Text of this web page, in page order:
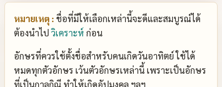
หมายเหตุ : ชื่อที่มีให้เลือกเหล่านี้จะดีและสมบูรณ์ได้
ต้องนำไป วิเคราะห์ ก่อน
อักษรที่ควรใช้ตั้งชื่อสำหรับคนเกิดวันอาทิตย์ ใช้ได้
หมดทุกตัวอักษร เว้นตัวอักษรเหล่านี้ เพราะเป็นอักษร
ที่เป็นกาลกิณี ทำให้เกิดอัปมงคล ฯลฯ